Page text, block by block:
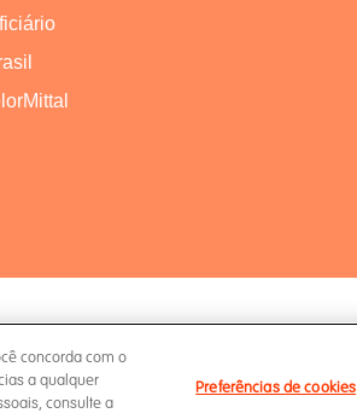
Política de Cookies
concorda com o
a qualquer
consulte a
Preferências de cookies